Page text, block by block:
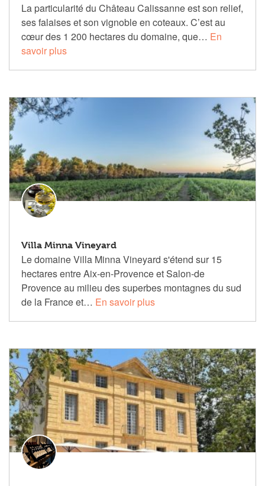
La particularité du Château Calissanne est son relief,
ses falaises et son vignoble en coteaux. C’est au
cœur des 1 200 hectares du domaine, que… En
savoir plus
Villa Minna Vineyard
Le domaine Villa Minna Vineyard s'étend sur 15
hectares entre Aix-en-Provence et Salon-de
Provence au milieu des superbes montagnes du sud
de la France et… En savoir plus